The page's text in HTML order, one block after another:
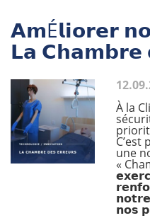
𝗔𝗺É𝗹𝗶𝗼𝗿𝗲𝗿
𝗟𝗮 𝗖𝗵𝗮𝗺𝗯𝗿𝗲
À la
une
«
𝗻𝗼𝘀